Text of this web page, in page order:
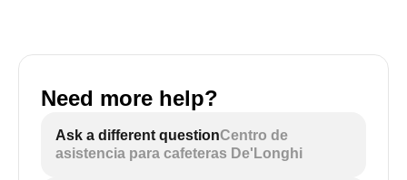
Need more help?
Ask a different questionCentro de
asistencia para cafeteras De'Longhi